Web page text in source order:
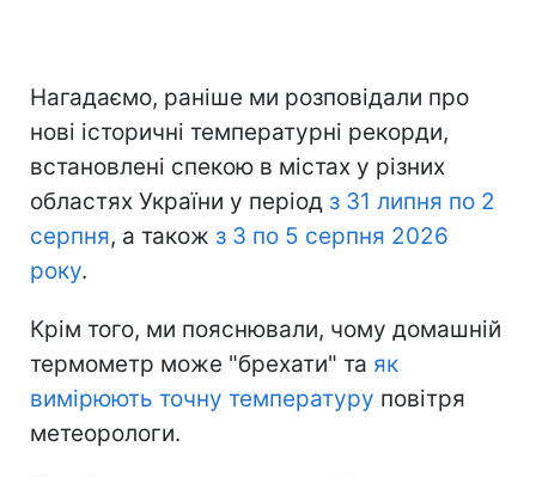
Нагадаємо, раніше ми розповідали про
нові історичні температурні рекорди,
встановлені спекою в містах у різних
областях України у період з 31 липня по 2
серпня, а також з 3 по 5 серпня 2026
року.
Крім того, ми пояснювали, чому домашній
термометр може "брехати" та як
вимірюють точну температуру повітря
метеорологи.